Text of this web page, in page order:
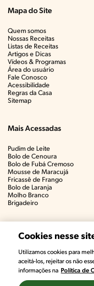
Mapa do Site
Quem somos
Nossas Receitas
Listas de Receitas​
Artigos e Dicas​
Vídeos & Programas​
Área do usuário
Fale Conosco
Acessibilidade
Regras da Casa
Sitemap
Mais Acessadas
Pudim de Leite
Bolo de Cenoura
Bolo de Fubá Cremoso
Mousse de Maracujá
Fricassê de Frango
Bolo de Laranja
Molho Branco
Brigadeiro
Cookies nesse
Utilizamos cookies para
aceitá-los, rejeitar os não
informações na Política de